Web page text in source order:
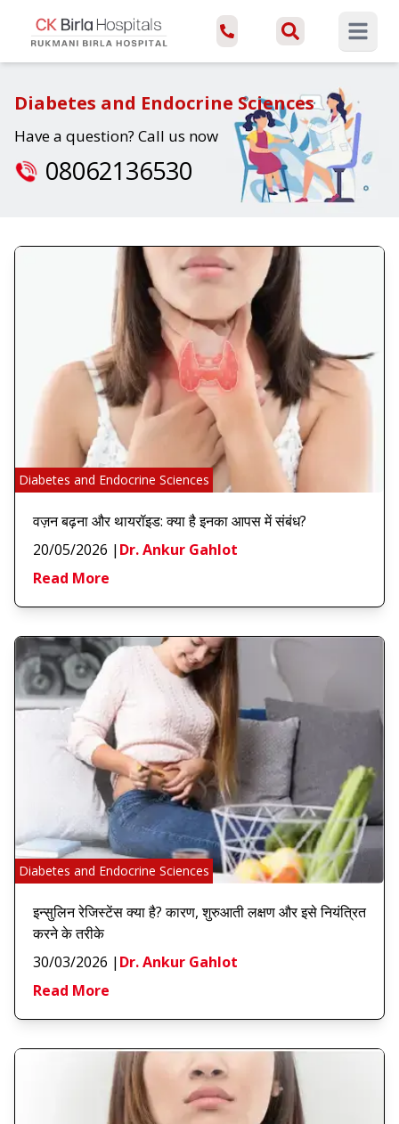
Open
Diabetes and Endocrine Sciences
Have a question? Call us now
08062136530
Diabetes and Endocrine Sciences
वज़न बढ़ना और थायरॉइड: क्या है इनका आपस में संबंध?
20/05/2026 | Dr. Ankur Gahlot
Read More
Diabetes and Endocrine Sciences
इन्सुलिन रेजिस्टेंस क्या है? कारण, शुरुआती लक्षण और इसे नियंत्रित
करने के तरीके
30/03/2026 | Dr. Ankur Gahlot
Read More